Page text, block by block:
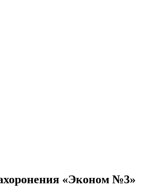
«Эконом №3»